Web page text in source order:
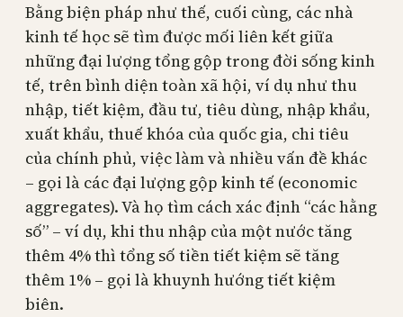
Bằng biện pháp như thế, cuối cùng, các nhà
kinh tế học sẽ tìm được mối liên kết giữa
những đại lượng tổng gộp trong đời sống kinh
tế, trên bình diện toàn xã hội, ví dụ như thu
nhập, tiết kiệm, đầu tư, tiêu dùng, nhập khẩu,
xuất khẩu, thuế khóa của quốc gia, chi tiêu
của chính phủ, việc làm và nhiều vấn đề khác
– gọi là các đại lượng gộp kinh tế (economic
aggregates). Và họ tìm cách xác định “các hằng
số” – ví dụ, khi thu nhập của một nước tăng
thêm 4% thì tổng số tiền tiết kiệm sẽ tăng
thêm 1% – gọi là khuynh hướng tiết kiệm
biên.